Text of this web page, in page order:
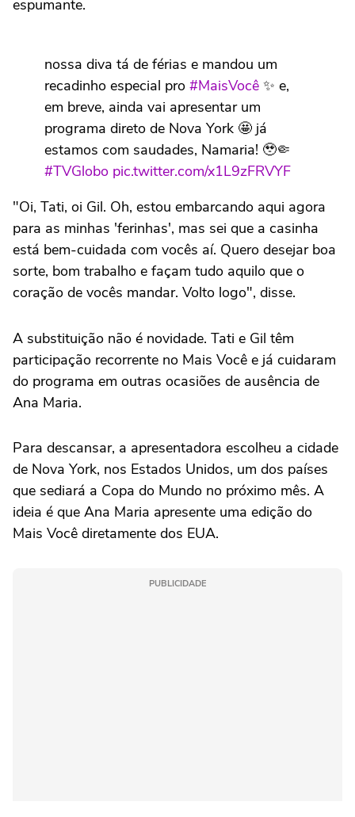
espumante.
nossa diva tá de férias e mandou um
recadinho especial pro #MaisVocê ✨ e,
em breve, ainda vai apresentar um
programa direto de Nova York 🤩 já
estamos com saudades, Namaria! 🥹🤏
#TVGlobo pic.twitter.com/x1L9zFRVYF
— TV Globo 📺 (@tvglobo)May 18, 2026
"Oi, Tati, oi Gil. Oh, estou embarcando aqui agora
para as minhas 'ferinhas', mas sei que a casinha
está bem-cuidada com vocês aí. Quero desejar boa
sorte, bom trabalho e façam tudo aquilo que o
coração de vocês mandar. Volto logo", disse.
A substituição não é novidade. Tati e Gil têm
participação recorrente no Mais Você e já cuidaram
do programa em outras ocasiões de ausência de
Ana Maria.
Para descansar, a apresentadora escolheu a cidade
de Nova York, nos Estados Unidos, um dos países
que sediará a Copa do Mundo no próximo mês. A
ideia é que Ana Maria apresente uma edição do
Mais Você diretamente dos EUA.
PUBLICIDADE